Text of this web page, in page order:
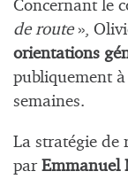
Concernant le
de route»,
orientations
publiquement à
semaines.
La stratégie de
par Emmanuel